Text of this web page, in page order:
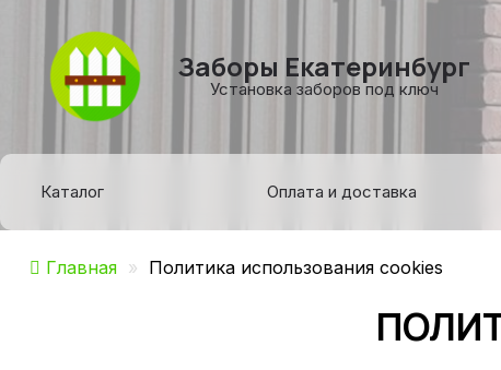
Заборы Екатеринбург
Установка заборов под ключ
Каталог Оплата и доставка
Главная » Политика использования cookies